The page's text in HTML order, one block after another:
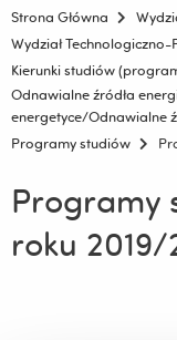
Strona Główna
Wydział
Kierunki studiów
Odnawialne źródła
energetyce/Odnawialne
Programy studiów
Programy
roku